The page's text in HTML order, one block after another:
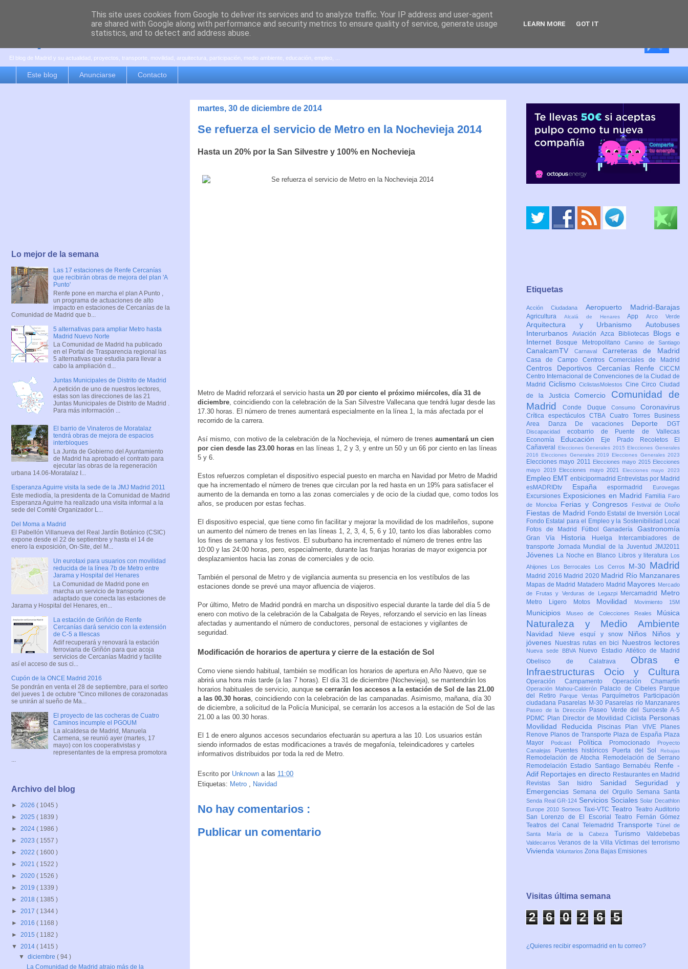
es por madrid
El blog de Madrid y su actualidad, proyectos, transporte, movilidad, arquitectura, participación, medio ambiente, educación, empleo, ...
Este blog Anunciarse Contacto
martes, 30 de diciembre de 2014
Se refuerza el servicio de Metro en la Nochevieja 2014
Hasta un 20% por la San Silvestre y 100% en Nochevieja
Metro de Madrid reforzará el servicio hasta un 20 por ciento el próximo miércoles, día 31 de
diciembre, coincidiendo con la celebración de la San Silvestre Vallecana que tendrá lugar desde las
17.30 horas. El número de trenes aumentará especialmente en la línea 1, la más afectada por el
recorrido de la carrera.
Así mismo, con motivo de la celebración de la Nochevieja, el número de trenes aumentará un cien
por cien desde las 23.00 horas en las líneas 1, 2 y 3, y entre un 50 y un 66 por ciento en las líneas
5 y 6.
Estos refuerzos completan el dispositivo especial puesto en marcha en Navidad por Metro de Madrid
que ha incrementado el número de trenes que circulan por la red hasta en un 19% para satisfacer el
aumento de la demanda en torno a las zonas comerciales y de ocio de la ciudad que, como todos los
años, se producen por estas fechas.
El dispositivo especial, que tiene como fin facilitar y mejorar la movilidad de los madrileños, supone
un aumento del número de trenes en las líneas 1, 2, 3, 4, 5, 6 y 10, tanto los días laborables como
los fines de semana y los festivos. El suburbano ha incrementado el número de trenes entre las
10:00 y las 24:00 horas, pero, especialmente, durante las franjas horarias de mayor exigencia por
desplazamientos hacia las zonas de comerciales y de ocio.
También el personal de Metro y de vigilancia aumenta su presencia en los vestíbulos de las
estaciones donde se prevé una mayor afluencia de viajeros.
Por último, Metro de Madrid pondrá en marcha un dispositivo especial durante la tarde del día 5 de
enero con motivo de la celebración de la Cabalgata de Reyes, reforzando el servicio en las líneas
afectadas y aumentando el número de conductores, personal de estaciones y vigilantes de
seguridad.
Modificación de horarios de apertura y cierre de la estación de Sol
Como viene siendo habitual, también se modifican los horarios de apertura en Año Nuevo, que se
abrirá una hora más tarde (a las 7 horas). El día 31 de diciembre (Nochevieja), se mantendrán los
horarios habituales de servicio, aunque se cerrarán los accesos a la estación de Sol de las 21.00
a las 00.30 horas, coincidiendo con la celebración de las campanadas. Asimismo, mañana, día 30
de diciembre, a solicitud de la Policía Municipal, se cerrarán los accesos a la estación de Sol de las
21.00 a las 00.30 horas.
El 1 de enero algunos accesos secundarios efectuarán su apertura a las 10. Los usuarios están
siendo informados de estas modificaciones a través de megafonía, teleindicadores y carteles
informativos distribuidos por toda la red de Metro.
Escrito por Unknown a las 11:00
Etiquetas: Metro Navidad
No hay comentarios :
Publicar un comentario
Lo mejor de la semana
Las 17 estaciones de Renfe Cercanías
que recibirán obras de mejora del plan 'A
Punto'
Renfe pone en marcha el plan A Punto ,
un programa de actuaciones de alto
impacto en estaciones de Cercanías de la
Comunidad de Madrid que b...
5 alternativas para ampliar Metro hasta
Madrid Nuevo Norte
La Comunidad de Madrid ha publicado
en el Portal de Trasparencia regional las
5 alternativas que estudia para llevar a
cabo la ampliación d...
Juntas Municipales de Distrito de Madrid
A petición de uno de nuestros lectores,
estas son las direcciones de las 21
Juntas Municipales de Distrito de Madrid .
Para más información ...
El barrio de Vinateros de Moratalaz
tendrá obras de mejora de espacios
interbloques
La Junta de Gobierno del Ayuntamiento
de Madrid ha aprobado el contrato para
ejecutar las obras de la regeneración
urbana 14.06-Moratalaz I...
Esperanza Aguirre visita la sede de la JMJ Madrid 2011
Este mediodía, la presidenta de la Comunidad de Madrid
Esperanza Aguirre ha realizado una visita informal a la
sede del Comité Organizador L...
Del Moma a Madrid
El Pabellón Villanueva del Real Jardín Botánico (CSIC)
expone desde el 22 de septiembre y hasta el 14 de
enero la exposición, On-Site, del M...
Un eurotaxi para usuarios con movilidad
reducida de la línea 7b de Metro entre
Jarama y Hospital del Henares
La Comunidad de Madrid pone en
marcha un servicio de transporte
adaptado que conecta las estaciones de
Jarama y Hospital del Henares, en...
La estación de Griñón de Renfe
Cercanías dará servicio con la extensión
de C-5 a Illescas
Adif recuperará y renovará la estación
ferroviaria de Griñón para que acoja
servicios de Cercanías Madrid y facilite
así el acceso de sus ci...
Cupón de la ONCE Madrid 2016
Se pondrán en venta el 28 de septiembre, para el sorteo
del jueves 1 de octubre "Cinco millones de corazonadas
se unirán al sueño de Ma...
El proyecto de las cocheras de Cuatro
Caminos incumple el PGOUM
La alcaldesa de Madrid, Manuela
Carmena, se reunió ayer (martes, 17
mayo) con los cooperativistas y
representantes de la empresa promotora
...
Archivo del blog
► 2026 ( 1045 )
► 2025 ( 1839 )
► 2024 ( 1986 )
► 2023 ( 1557 )
► 2022 ( 1600 )
► 2021 ( 1522 )
► 2020 ( 1526 )
► 2019 ( 1339 )
► 2018 ( 1385 )
► 2017 ( 1344 )
► 2016 ( 1168 )
► 2015 ( 1182 )
▼ 2014 ( 1415 )
▼diciembre( 94 )
La Comunidad de Madrid atrajo más de la
Etiquetas
Acción Ciudadana Aeropuerto Madrid-Barajas
Agricultura Alcalá de HenaresAppArco Verde
Arquitectura y Urbanismo Autobuses
Interurbanos Aviación Azca Bibliotecas Blogs e
Internet
Bosque MetropolitanoCamino de Santiago
CanalcamTV Carnaval Carreteras de Madrid
Casa de Campo Centros Comerciales de Madrid
Centros Deportivos Cercanías Renfe CICCM
Centro Internacional de Convenciones de la Ciudad de
Madrid CiclismoCiclistasMolestos CineCircoCiudad
de la JusticiaComercio Comunidad de
MadridConde Duque Consumo Coronavirus
Crítica espectáculosCTBA Cuatro Torres Business
Area
Danza De vacaciones Deporte DGT
Discapacidad ecobarrio de Puente de Vallecas
Economía Educación Eje Prado Recoletos
El
Cañaveral
Elecciones Generales 2015 Elecciones Generales
2016 Elecciones Generales 2019 Elecciones Generales 2023
Elecciones mayo 2011 Elecciones mayo 2015 Elecciones
mayo 2019
Elecciones mayo 2021 Elecciones mayo 2023
Empleo EMT enbicipormadrid Entrevistas por Madrid
esMADRIDtv Españaespormadrid Eurovegas
Excursiones Exposiciones en Madrid Familia Faro
de Moncloa
Ferias y Congresos Festival de Otoño
Fiestas de Madrid Fondo Estatal de Inversión Local
Fondo Estatal para el Empleo y la Sostenibilidad Local
Fotos de Madrid
FútbolGanaderíaGastronomía
Gran Vía Historia Huelga
Intercambiadores de
transporte Jornada Mundial de la Juventud JMJ2011
Jóvenes La Noche en Blanco Libros y literatura
Los
Ahijones
Los Berrocales Los Cerros M-30 Madrid
Madrid 2016 Madrid 2020 Madrid Río Manzanares
Mapas de Madrid Matadero Madrid Mayores Mercado
de Frutas y Verduras de Legazpi
Mercamadrid Metro
Metro Ligero Motos Movilidad Movimiento 15M
Municipios Museo de Colecciones Reales Música
Naturaleza y Medio Ambiente
Navidad Nieve esquí y snow Niños Niños y
jóvenes
Nuestras rutas en bici Nuestros lectores
Nueva sede BBVA
Nuevo Estadio Atlético de Madrid
Obelisco de Calatrava Obras e
Infraestructuras Ocio y Cultura
Operación Campamento Operación Chamartín
Operación Mahou-Calderón Palacio de Cibeles Parque
del Retiro
Parque Ventas Parquímetros
Participación
ciudadana Pasarelas M-30 Pasarelas río Manzanares
Paseo de la Dirección
Paseo Verde del Suroeste A-5
PDMC Plan Director de Movilidad Ciclista Personas
Movilidad Reducida
Piscinas Plan VIVE
Planes
Renove Planos de Transporte Plaza de España Plaza
Mayor
Podcast Política Promocionado
Proyecto
Canalejas
Puentes históricos Puerta del Sol Rebajas
Remodelación de Atocha
Remodelación de Serrano
Remodelación Estadio Santiago Bernabéu Renfe -
Adif Reportajes en directo Restaurantes en Madrid
Revistas San Isidro Sanidad Seguridad y
Emergencias Semana del Orgullo Semana Santa
Senda Real GR-124 Servicios SocialesSolar Decathlon
Europe 2010 Sorteos Taxi-VTC Teatro Teatro Auditorio
San Lorenzo de El EscorialTeatro Fernán Gómez
Teatros del Canal Telemadrid TransporteTúnel de
Santa María de la Cabeza Turismo Valdebebas
ValdecarrosVeranos de la VillaVíctimas del terrorismo
Vivienda Voluntarios Zona Bajas Emisiones
Visitas última semana
2 6 0 2 6 5
¿Quieres recibir espormadrid en tu correo?
This site uses cookies from Google to deliver its services and to analyze traffic. Your IP address and user-agent
are shared with Google along with performance and security metrics to ensure quality of service, generate usage
statistics, and to detect and address abuse.
LEARN MORE GOT IT